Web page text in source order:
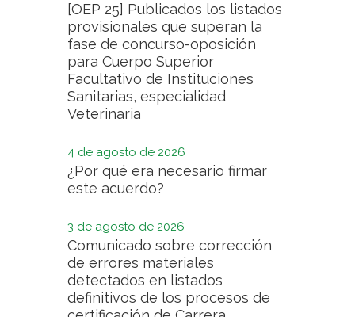
[OEP 25] Publicados los listados
provisionales que superan la
fase de concurso-oposición
para Cuerpo Superior
Facultativo de Instituciones
Sanitarias, especialidad
Veterinaria
4 de agosto de 2026
¿Por qué era necesario firmar
este acuerdo?
3 de agosto de 2026
Comunicado sobre corrección
de errores materiales
detectados en listados
definitivos de los procesos de